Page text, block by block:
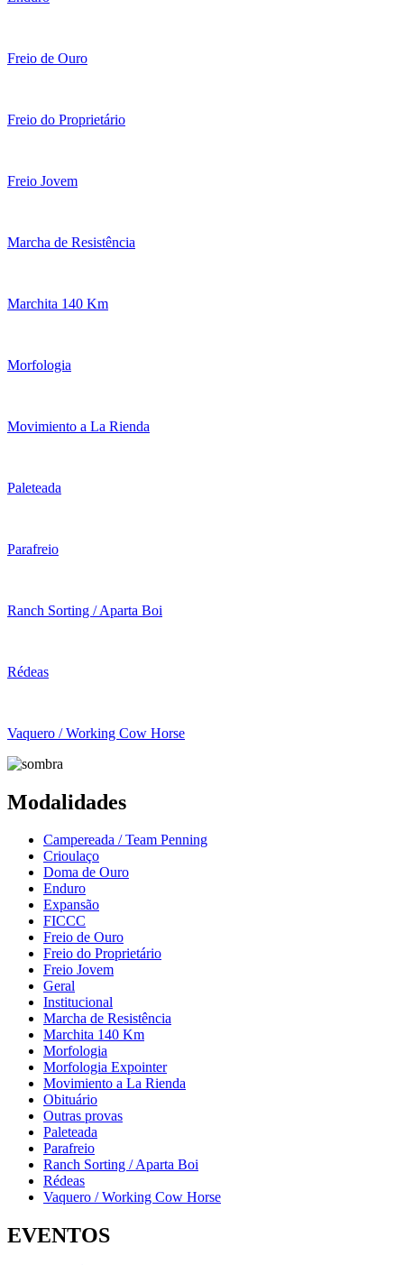
Freio de Ouro
Freio do Proprietário
Freio Jovem
Marcha de Resistência
Marchita 140 Km
Morfologia
Movimiento a La Rienda
Paleteada
Parafreio
Ranch Sorting / Aparta Boi
Rédeas
Vaquero / Working Cow Horse
Modalidades
Campereada / Team Penning
Crioulaço
Doma de Ouro
Enduro
Expansão
FICCC
Freio de Ouro
Freio do Proprietário
Freio Jovem
Geral
Institucional
Marcha de Resistência
Marchita 140 Km
Morfologia
Morfologia Expointer
Movimiento a La Rienda
Obituário
Outras provas
Paleteada
Parafreio
Ranch Sorting / Aparta Boi
Rédeas
Vaquero / Working Cow Horse
EVENTOS